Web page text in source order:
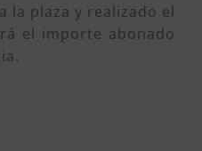
la plaza y realizado el
el importe abonado